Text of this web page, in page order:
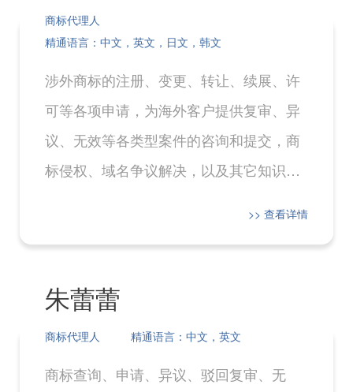
商标代理人
精通语言：中文，英文，日文，韩文
涉外商标的注册、变更、转让、续展、许
可等各项申请，为海外客户提供复审、异
议、无效等各类型案件的咨询和提交，商
标侵权、域名争议解决，以及其它知识产
>> 查看详情
朱蕾蕾
商标代理人 精通语言：中文，英文
商标查询、申请、异议、驳回复审、无